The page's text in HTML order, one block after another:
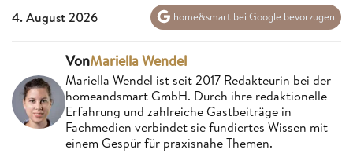
4. August 2026 home&smart bei Google bevorzugen
VonMariella Wendel
Mariella Wendel ist seit 2017 Redakteurin bei der
homeandsmart GmbH. Durch ihre redaktionelle
Erfahrung und zahlreiche Gastbeiträge in
Fachmedien verbindet sie fundiertes Wissen mit
einem Gespür für praxisnahe Themen.